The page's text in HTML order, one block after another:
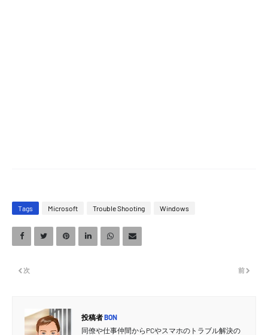
Tags Microsoft Trouble Shooting Windows
前
次
投稿者BON
同僚や仕事仲間からPCやスマホのトラブル解決の